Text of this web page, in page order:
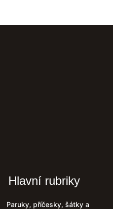
Hlavní rubriky
Paruky, příčesky, šátky a